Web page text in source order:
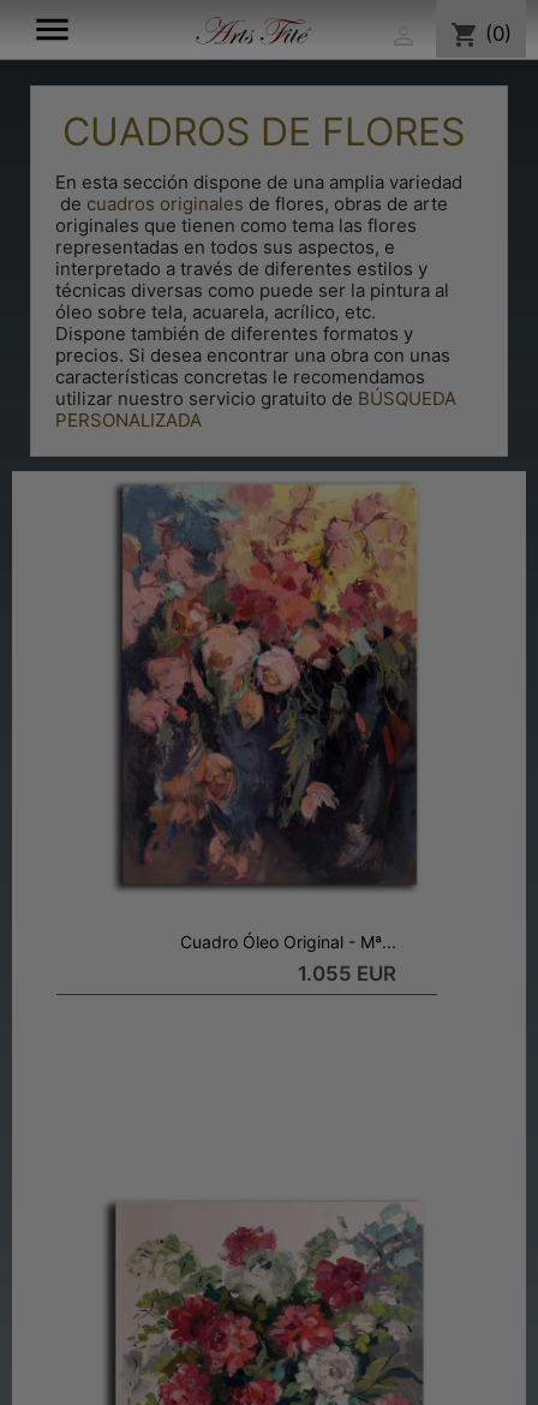
 shopping_cart (0)
CUADROS DE FLORES
En esta sección dispone de una amplia variedad
de cuadros originales de flores, obras de arte
originales que tienen como tema las flores
representadas en todos sus aspectos, e
interpretado a través de diferentes estilos y
técnicas diversas como puede ser la pintura al
óleo sobre tela, acuarela, acrílico, etc.
Dispone también de diferentes formatos y
precios. Si desea encontrar una obra con unas
características concretas le recomendamos
utilizar nuestro servicio gratuito de BÚSQUEDA
PERSONALIZADA
Cuadro Óleo Original - Mª...
1.055 EUR